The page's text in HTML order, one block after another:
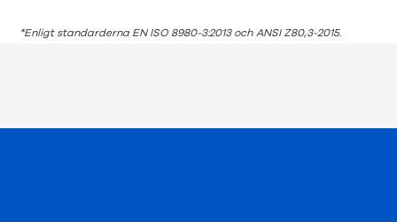
*Enligt standarderna EN ISO 8980-3:2013 och ANSI Z80,3-2015.